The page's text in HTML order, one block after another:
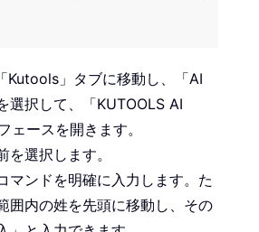
Kutools」タブに移動し、「AI
選択して、「KUTOOLS AI
ェースを開きます。
を選択します。
マンドを明確に入力します。た
囲内の姓を先頭に移動し、その